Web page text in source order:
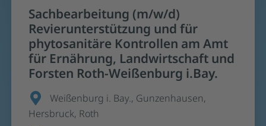
Sachbearbeitung (m/w/d)
Revierunterstützung und für
phytosanitäre Kontrollen am Amt
für Ernährung, Landwirtschaft und
Forsten Roth-Weißenburg i.Bay.
Weißenburg i. Bay., Gunzenhausen,
Hersbruck, Roth